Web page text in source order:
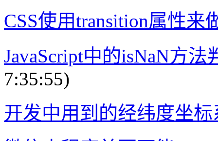
CSS使用transition属性来
JavaScript中的isNaN方
7:35:55)
开发中用到的经纬度坐标